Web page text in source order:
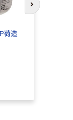
荷造
次のスライド